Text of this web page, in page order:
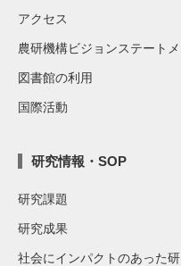
アクセス
農研機構ビジョンステートメ
図書館の利用
国際活動
研究情報・SOP
研究課題
研究成果
社会にインパクトのあった